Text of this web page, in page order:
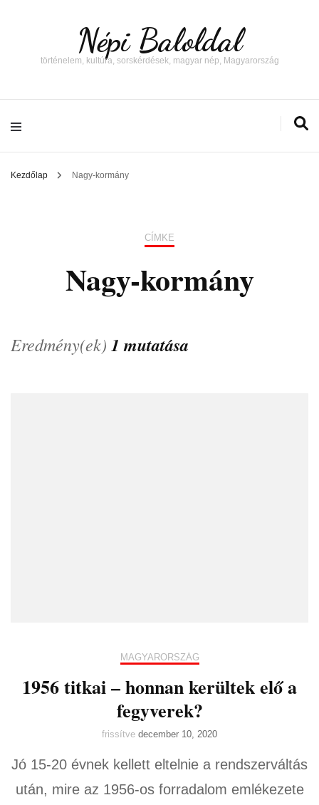
Népi Baloldal
történelem, kultúra, sorskérdések, magyar nép, Magyarország
Kezdőlap Nagy-kormány
CÍMKE
Nagy-kormány
Eredmény(ek) 1 mutatása
MAGYARORSZÁG
1956 titkai – honnan kerültek elő a
fegyverek?
frissítve december 10, 2020
Jó 15-20 évnek kellett eltelnie a rendszerváltás
után, mire az 1956-os forradalom emlékezete